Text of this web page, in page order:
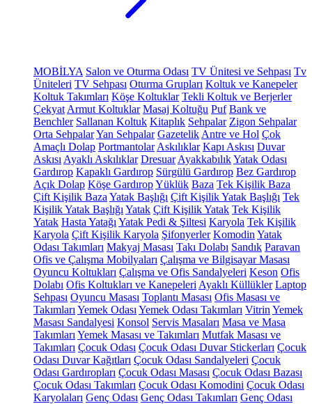
MOBİLYA Salon ve Oturma Odası TV Ünitesi ve Sehpası Tv
Üniteleri TV Sehpası Oturma Grupları Koltuk ve Kanepeler
Koltuk Takımları Köşe Koltuklar Tekli Koltuk ve Berjerler
Çekyat Armut Koltuklar Masaj Koltuğu Puf Bank ve
Benchler Sallanan Koltuk Kitaplık Sehpalar Zigon Sehpalar
Orta SehpalarYan Sehpalar Gazetelik Antre ve Hol Çok
Amaçlı Dolap Portmantolar Askılıklar Kapı Askısı Duvar
Askısı Ayaklı Askılıklar Dresuar AyakkabılıkYatak Odası
Gardırop Kapaklı Gardırop Sürgülü Gardırop Bez Gardırop
Açık Dolap Köşe GardıropYüklük Baza Tek Kişilik Baza
Çift Kişilik Baza Yatak Başlığı Çift Kişilik Yatak Başlığı Tek
Kişilik Yatak Başlığı Yatak Çift Kişilik Yatak Tek Kişilik
Yatak Hasta Yatağı Yatak Pedi & Şiltesi Karyola Tek Kişilik
Karyola Çift Kişilik Karyola Şifonyerler Komodin Yatak
Odası Takımları Makyaj Masası Takı Dolabı Sandık Paravan
Ofis ve Çalışma Mobilyaları Çalışma ve Bilgisayar Masası
Oyuncu Koltukları Çalışma ve Ofis Sandalyeleri Keson Ofis
Dolabı Ofis Koltukları ve Kanepeleri Ayaklı Küllükler Laptop
Sehpası Oyuncu Masası Toplantı Masası Ofis Masası ve
Takımları Yemek Odası Yemek Odası Takımları Vitrin Yemek
Masası Sandalyesi Konsol Servis Masaları Masa ve Masa
Takımları Yemek Masası ve Takımları Mutfak Masası ve
Takımları Çocuk Odası Çocuk Odası Duvar Stickerları Çocuk
Odası Duvar Kağıtları Çocuk Odası Sandalyeleri Çocuk
Odası Gardıropları Çocuk Odası Masası Çocuk Odası Bazası
Çocuk Odası Takımları Çocuk Odası Komodini Çocuk Odası
Karyolaları Genç Odası Genç Odası Takımları Genç Odası